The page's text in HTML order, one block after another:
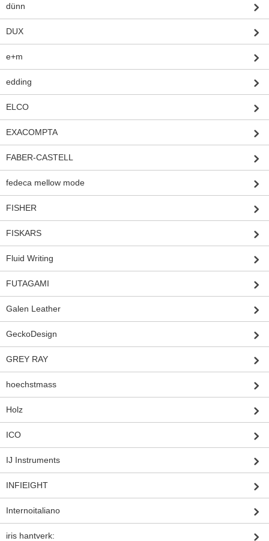
dünn
DUX
e+m
edding
ELCO
EXACOMPTA
FABER-CASTELL
fedeca mellow mode
FISHER
FISKARS
Fluid Writing
FUTAGAMI
Galen Leather
GeckoDesign
GREY RAY
hoechstmass
Holz
ICO
IJ Instruments
INFIEIGHT
Internoitaliano
iris hantverk: